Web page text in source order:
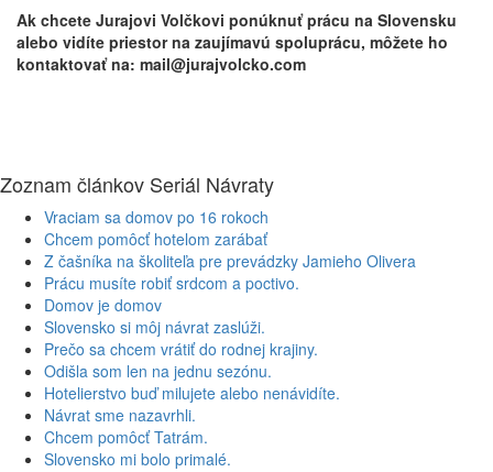
Ak chcete Jurajovi Volčkovi ponúknuť prácu na Slovensku
alebo vidíte priestor na zaujímavú spoluprácu, môžete ho
kontaktovať na: mail@jurajvolcko.com
Zoznam článkov Seriál Návraty
Vraciam sa domov po 16 rokoch
Chcem pomôcť hotelom zarábať
Z čašníka na školiteľa pre prevádzky Jamieho Olivera
Prácu musíte robiť srdcom a poctivo.
Domov je domov
Slovensko si môj návrat zaslúži.
Prečo sa chcem vrátiť do rodnej krajiny.
Odišla som len na jednu sezónu.
Hotelierstvo buď milujete alebo nenávidíte.
Návrat sme nazavrhli.
Chcem pomôcť Tatrám.
Slovensko mi bolo primalé.